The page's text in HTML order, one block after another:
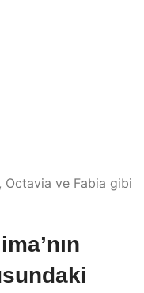
Octavia ve Fabia gibi